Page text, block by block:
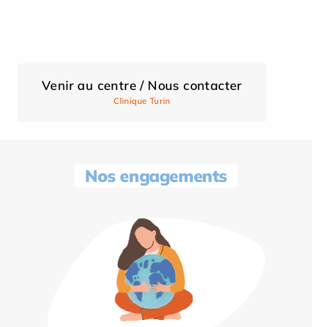
Venir au centre / Nous contacter
Clinique Turin
Nos engagements